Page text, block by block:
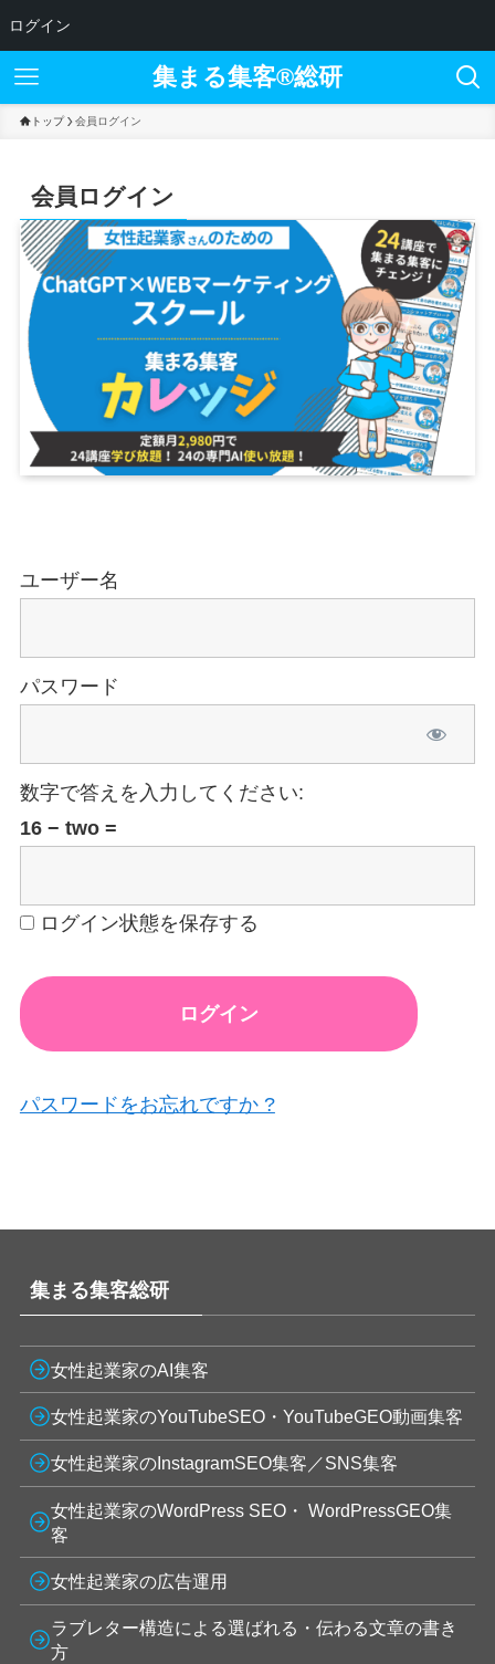
ログイン
集まる集客®︎総研
トップ 会員ログイン
会員ログイン
ユーザー名
パスワード
数字で答えを入力してください:
16 − two =
ログイン状態を保存する
パスワードをお忘れですか ?
集まる集客総研
女性起業家のAI集客
女性起業家のYouTubeSEO・YouTubeGEO動画集客
女性起業家のInstagramSEO集客／SNS集客
女性起業家のWordPress SEO・ WordPressGEO集
客
女性起業家の広告運用
ラブレター構造による選ばれる・伝わる文章の書き
方